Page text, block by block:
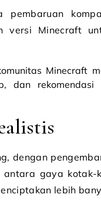
pembaruan
Minecraft
Minecraft
dan rekomendasi
dengan
antara gaya kotak-
lebih